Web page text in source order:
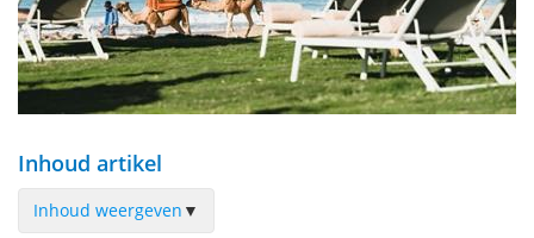
Inhoud artikel
Inhoud weergeven ▼